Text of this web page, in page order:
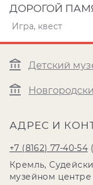
ДОРОГОЙ
Игра, квест
Детский
АДРЕС И
+7 (8162) 77-40-54
Кремль,
музейном центре